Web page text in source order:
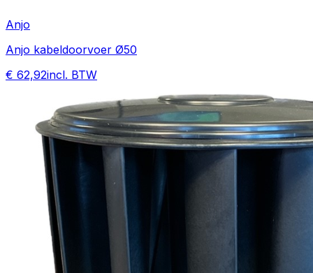
Anjo
Anjo kabeldoorvoer Ø50
€ 62,92incl. BTW